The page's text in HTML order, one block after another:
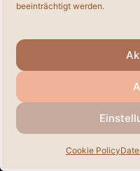
beeinträchtigt werden.
Cookie Policy